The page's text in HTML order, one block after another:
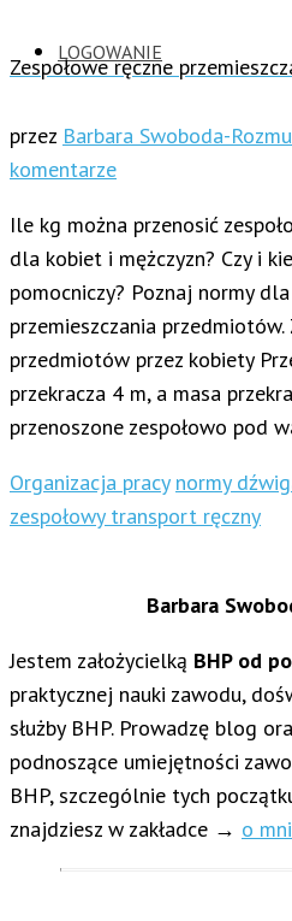
LOGOWANIE
Zespołowe ręczne
przez Barbara Swoboda-
komentarze
Ile kg można przenosić
dla kobiet i mężczyzn? Czy i
pomocniczy? Poznaj normy
przemieszczania przedmiotów.
przedmiotów przez kobiety
przekracza 4 m, a masa
przenoszone zespołowo pod
Organizacja pracy normy
zespołowy transport ręczny
Barbara
Jestem założycielką BHP od
praktycznej nauki zawodu,
służby BHP. Prowadzę blog
podnoszące umiejętności
BHP, szczególnie tych
znajdziesz w zakładce → o